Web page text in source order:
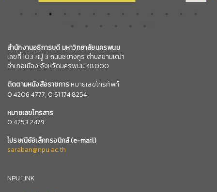
สำนักงานอธิการบดี มหาวิทยาลัยนครพนม
เลขที่ 103 หมู่ 3 ถนนชยางกูร ตำบลขามเฒ่า
อำเภอเมือง จังหวัดนครพนม 48000
ติดตามหนังสือราชการหมายเลขโทรศัพท์
04206 4777, 0 61 174 8254
หมายเลขโทรสาร
0 4253 2479
ไปรษณีย์อิเล็กทรอนิกส์(e-mail)
saraban@npu.ac.th
NPU LINK